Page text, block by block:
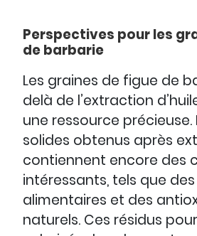
Perspectives pour les
de barbarie
Les graines de figue de
delà de l’extraction
une ressource précieuse.
solides obtenus après
contiennent encore des
intéressants, tels que
alimentaires et des
naturels. Ces résidus